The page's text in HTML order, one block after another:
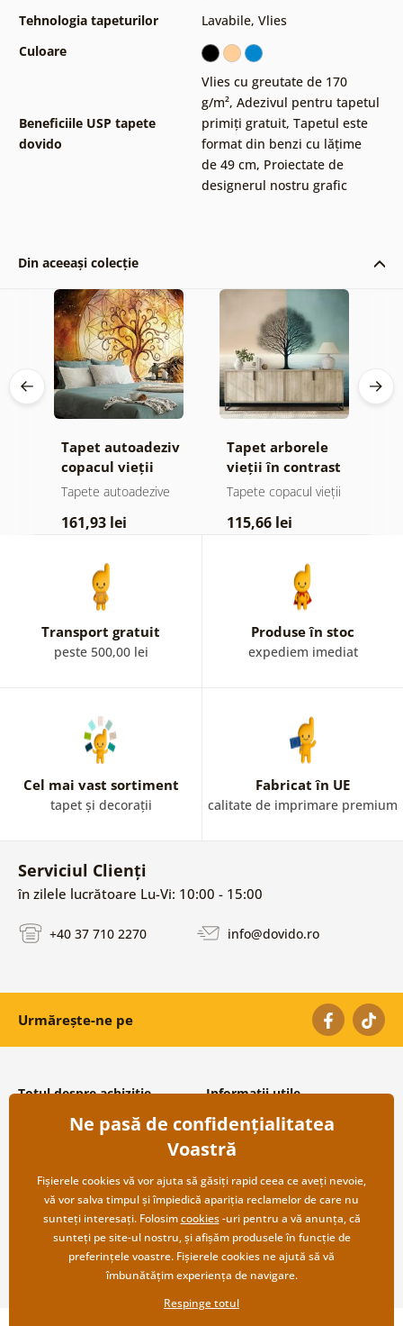
Tehnologia tapeturilor
Lavabile, Vlies
Culoare
Beneficiile USP tapete
dovido
Vlies cu greutate de 170
g/m², Adezivul pentru tapetul
primiți gratuit, Tapetul este
format din benzi cu lățime
de 49 cm, Proiectate de
designerul nostru grafic
Din aceeași colecție
Tapet autoadeziv
copacul vieții
magic
Tapete autoadezive
161,93 lei
Tapet arborele
vieții în contrast
albastru-bej
Tapete copacul vieții
115,66 lei
Transport gratuit
peste 500,00 lei
Produse în stoc
expediem imediat
Cel mai vast sortiment
tapet și decorații
Fabricat în UE
calitate de imprimare premium
Serviciul Clienți
în zilele lucrătoare Lu-Vi: 10:00 - 15:00
+40 37 710 2270 info@dovido.ro
Urmărește-ne pe
Totul despre achiziție
Condiții și termeni generali
Protecția datelor personale
Transport și modalități de plată
Returnare
Informații utile
Despre noi
Întrebări frecvente
Contacte
Cooperare angro
Ne pasă de confidențialitatea
Voastră
Fișierele cookies vă vor ajuta să găsiți rapid ceea ce aveți nevoie,
vă vor salva timpul și împiedică apariția reclamelor de care nu
sunteți interesați. Folosimcookies-uri pentru a vă anunța, că
sunteți pe site-ul nostru, și afișăm produsele în funcție de
preferințele voastre. Fișierele cookies ne ajută să vă
îmbunătățim experiența de navigare.
Respinge totul